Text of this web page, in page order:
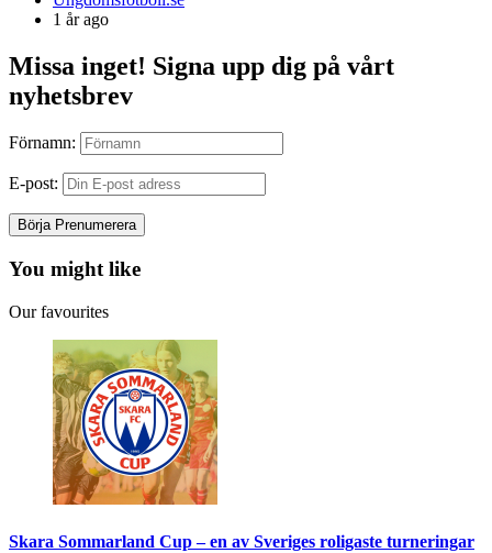
by
1 år ago
Missa inget! Signa upp dig på vårt
nyhetsbrev
Förnamn:
E-post:
You might like
Our favourites
Skara Sommarland Cup – en av Sveriges roligaste turneringar